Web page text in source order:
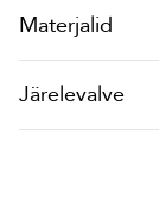
Materjalid
Järelevalve